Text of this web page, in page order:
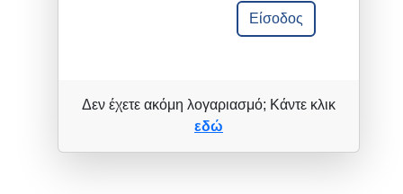
Είσοδος
Δεν έχετε ακόμη λογαριασμό; Κάντε κλικ
εδώ